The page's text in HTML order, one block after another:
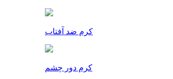
کرم ضد آفتاب
کرم دور چشم